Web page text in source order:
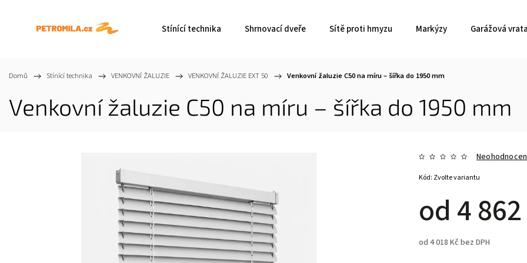
Stínící technika Shrnovací dveře Sítě proti hmyzu Markýzy Garážová vrata
Domů / Stínící technika / VENKOVNÍ ŽALUZIE / VENKOVNÍ ŽALUZIE EXT 50 / Venkovní žaluzie C50 na míru – šířka do 1950 mm
Venkovní žaluzie C50 na míru – šířka do 1950 mm
od 4
od4 018 Kč bez DPH
Kód: Zvolte variantu